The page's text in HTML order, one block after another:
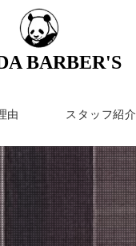
BARBER'S
由 スタッフ紹介